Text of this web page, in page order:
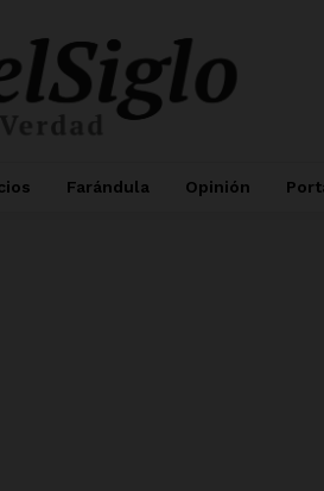
Farándula Opinión